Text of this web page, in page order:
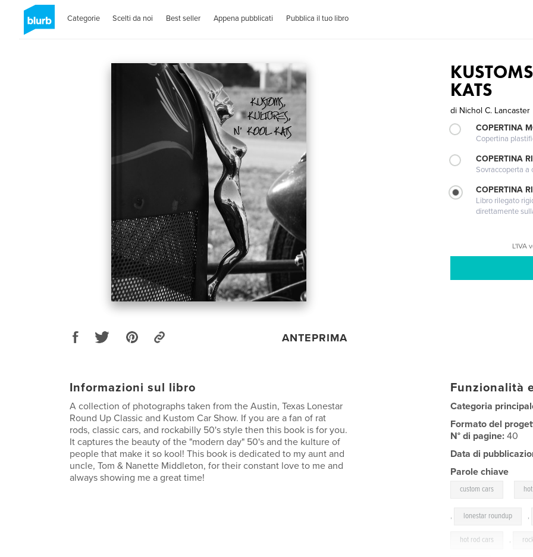
Categorie Scelti da noi Best seller Appena pubblicati Pubblica il tuo libro
ANTEPRIMA
KATS
di Nichol C. Lancaster
COPERTINA
Copertina
COPERTINA
Sovraccoperta a
COPERTINA
Libro rilegato
direttamente
L'IVA
Informazioni sul libro
A collection of photographs taken from the Austin, Texas Lonestar
Round Up Classic and Kustom Car Show. If you are a fan of rat
rods, classic cars, and rockabilly 50's style then this book is for you.
It captures the beauty of the "modern day" 50's and the kulture of
people that make it so kool! This book is dedicated to my aunt and
uncle, Tom & Nanette Middleton, for their constant love to me and
always showing me a great time!
Funzionalità
Categoria
Formato del
N° di pagine:40
Data di
Parole chiave
custom cars
, lonestar roundup ,
hot rod cars ,